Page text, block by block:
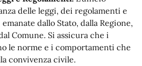
delle leggi, dei regolamenti e
dallo Stato, dalla Regione,
Comune. Si assicura che i
le norme e i comportamenti che
convivenza civile.